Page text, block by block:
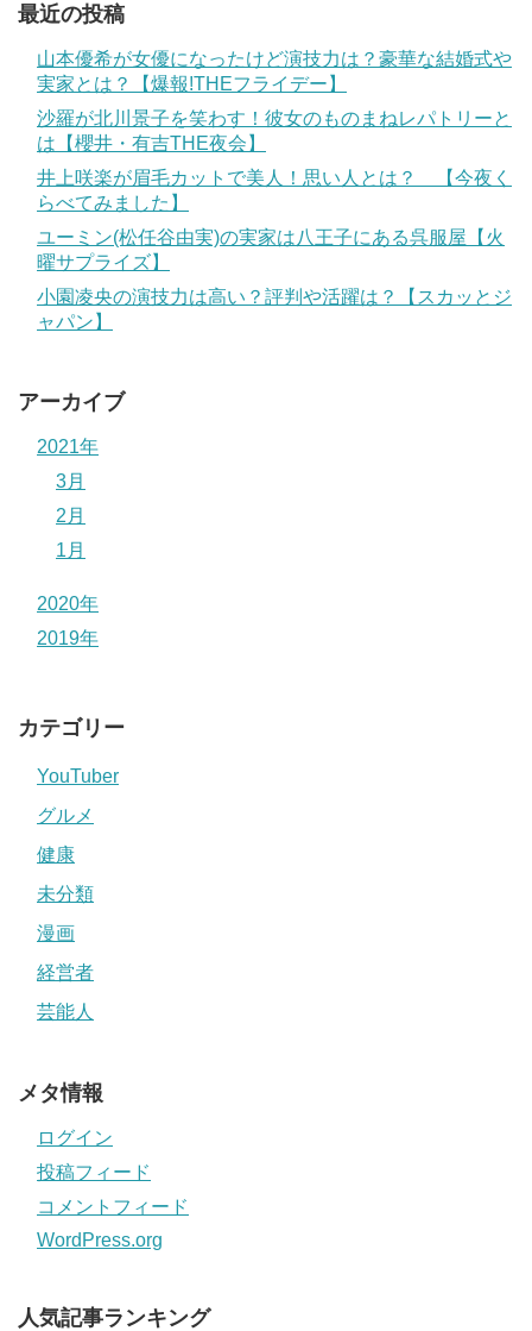
最近の投稿
山本優希が女優になったけど演技力は？豪華な結婚式や
実家とは？【爆報!THEフライデー】
沙羅が北川景子を笑わす！彼女のものまねレパトリーと
は【櫻井・有吉THE夜会】
井上咲楽が眉毛カットで美人！思い人とは？ 【今夜く
らべてみました】
ユーミン(松任谷由実)の実家は八王子にある呉服屋【火
曜サプライズ】
小園凌央の演技力は高い？評判や活躍は？【スカッとジ
ャパン】
アーカイブ
2021年
3月
2月
1月
2020年
2019年
カテゴリー
YouTuber
グルメ
健康
未分類
漫画
経営者
芸能人
メタ情報
ログイン
投稿フィード
コメントフィード
WordPress.org
人気記事ランキング